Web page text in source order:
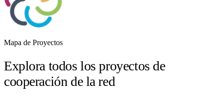
Mapa de Proyectos
Explora todos los proyectos de
cooperación de la red